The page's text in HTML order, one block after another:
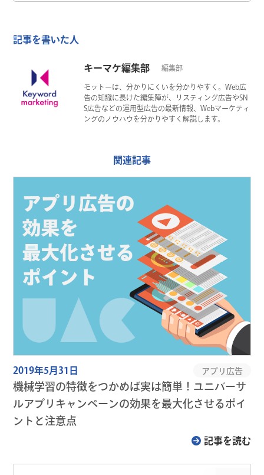
記事を書いた人
キーマケ編集部 編集部
モットーは、分かりにくいを分かりやすく。Web広
告の知識に長けた編集陣が、リスティング広告やSN
S広告などの運用型広告の最新情報、Webマーケティ
ングのノウハウを分かりやすく解説します。
関連記事
2019年5月31日 アプリ広告
機械学習の特徴をつかめば実は簡単！ユニバーサ
ルアプリキャンペーンの効果を最大化させるポイ
ントと注意点
記事を読む